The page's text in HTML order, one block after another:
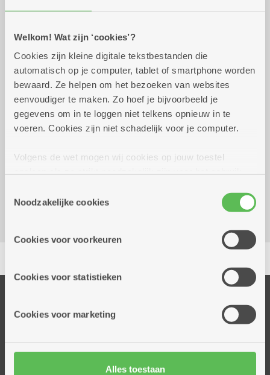
Welkom! Wat zijn ‘cookies’?
Cookies zijn kleine digitale tekstbestanden die
automatisch op je computer, tablet of smartphone worden
bewaard. Ze helpen om het bezoeken van websites
eenvoudiger te maken. Zo hoef je bijvoorbeeld je
gegevens om in te loggen niet telkens opnieuw in te
voeren. Cookies zijn niet schadelijk voor je computer.
Volgens de wet mogen wij cookies op jouw toestel
cookies hebben we jouw toestemming nodig. Sommige
cookies worden geplaatst door derde partijen die een
informatie over jouw (geanonimiseerd) gebruik van onze
partners kunnen deze gegevens combineren met andere
Noodzakelijke cookies
Cookies voor voorkeuren
Cookies voor statistieken
Cookies voor marketing
Alles toestaan
Van maandag 31 augustus 2026,
wekelijks op maandag tot 28
december 2026
10.00 uur
tot 11.00
uur
€ 2
Reserveer vervoer
Dienstencentrum Portugesehof
2660 Hoboken
Thuisdiensten
Assistentiewoningen
Woonzorgcentra